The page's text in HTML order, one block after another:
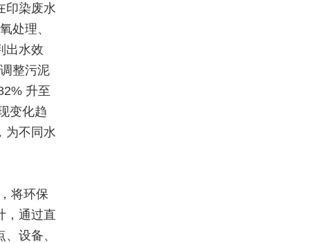
印染废水
处理、
出水效
整污泥
升至
变化趋
为不同水
将环保
，通过直
设备、